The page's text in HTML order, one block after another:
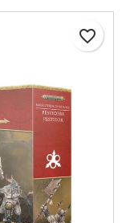
favorite_border